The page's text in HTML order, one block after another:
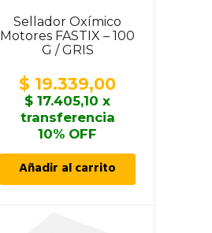
Sellador Oxímico
Motores FASTIX – 100
G / GRIS
$ 19.339,00
$ 17.405,10 x
transferencia
10% OFF
Añadir al carrito